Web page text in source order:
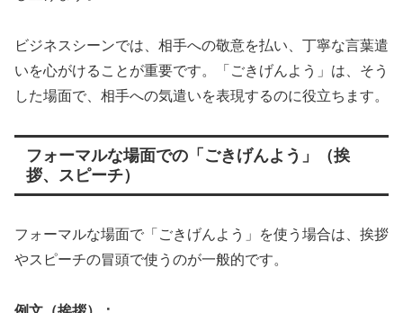
ビジネスシーンでは、相手への敬意を払い、丁寧な言葉遣
いを心がけることが重要です。「ごきげんよう」は、そう
した場面で、相手への気遣いを表現するのに役立ちます。
フォーマルな場面での「ごきげんよう」（挨
拶、スピーチ）
フォーマルな場面で「ごきげんよう」を使う場合は、挨拶
やスピーチの冒頭で使うのが一般的です。